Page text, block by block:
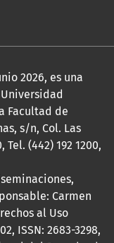
2026, es una
Facultad de
s/n, Col. Las
Tel. (442) 192 1200,
Carmen
al Uso
ISSN: 2683-3298,